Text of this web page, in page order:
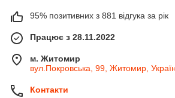
95% позитивних з 881 відгука за рік
Працює з 28.11.2022
м. Житомир
вул.Покровська, 99, Житомир,
Контакти